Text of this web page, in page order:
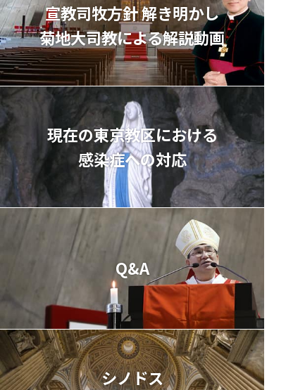
宣教司牧⽅針 解き明かし
菊地⼤司教による解説動画
現在の東京教区における
感染症への対応
Q&A
シノドス